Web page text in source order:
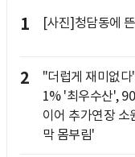
1 [사진]청담동에
2
"더럽게 재미없
1% '최우수산',
이어 추가연장 소
막 몸부림'